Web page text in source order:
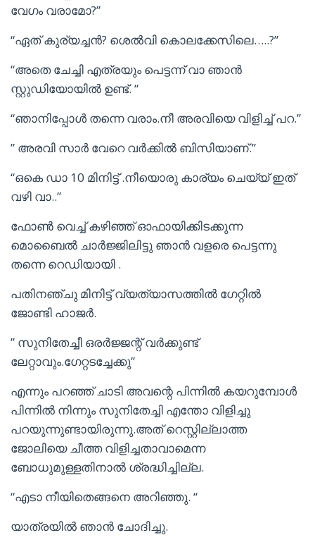
വേഗം വരാമോ?”
“ഏത് കുര്യച്ചൻ? ശെൽവി കൊലക്കേസിലെ…..?”
“അതെ ചേച്ചി എത്രയും പെട്ടന്ന് വാ ഞാൻ
സ്റ്റുഡിയോയിൽ ഉണ്ട്. “
“ഞാനിപ്പോൾ തന്നെ വരാം.നീ അരവിയെ വിളിച്ച് പറ.”
” അരവി സാർ വേറെ വർക്കിൽ ബിസിയാണ്.”
“ഒകെ ഡാ 10 മിനിട്ട് .നീയൊരു കാര്യം ചെയ്യ് ഇത്
വഴി വാ..”
ഫോൺ വെച്ച് കഴിഞ്ഞ് ഓഫായിക്കിടക്കുന്ന
മൊബൈൽ ചാർജ്ജിലിട്ടു ഞാൻ വളരെ പെട്ടന്നു
തന്നെ റെഡിയായി .
പതിനഞ്ചു മിനിട്ട് വ്യത്യാസത്തിൽ ഗേറ്റിൽ
ജോണ്ടി ഹാജർ.
” സുനിതേച്ചീ ഒരർജ്ജന്റ് വർക്കുണ്ട്
ലേറ്റാവും.ഗേറ്റടച്ചേക്കു”
എന്നും പറഞ്ഞ് ചാടി അവന്റെ പിന്നിൽ കയറുമ്പോൾ
പിന്നിൽ നിന്നും സുനിതേച്ചി എന്തോ വിളിച്ചു
പറയുന്നുണ്ടായിരുന്നു.അത് റെസ്റ്റില്ലാത്ത
ജോലിയെ ചീത്ത വിളിച്ചതാവാമെന്ന
ബോധുമുള്ളതിനാൽ ശ്രദ്ധിച്ചില്ല.
“എടാ നീയിതെങ്ങനെ അറിഞ്ഞു. “
യാത്രയിൽ ഞാൻ ചോദിച്ചു.